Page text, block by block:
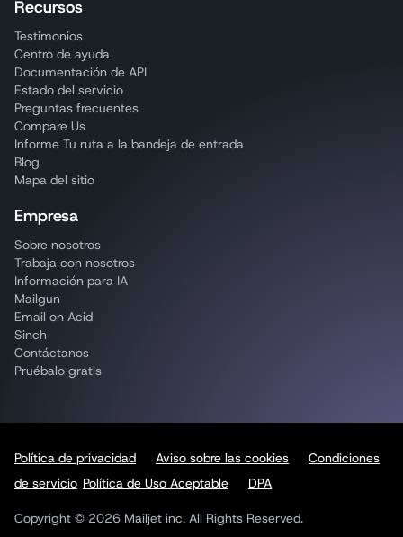
Recursos
Testimonios
Centro de ayuda
Documentación de API
Estado del servicio
Preguntas frecuentes
Compare Us
Informe Tu ruta a la bandeja de entrada
Blog
Mapa del sitio
Empresa
Sobre nosotros
Trabaja con nosotros
Información para IA
Mailgun
Email on Acid
Sinch
Contáctanos
Pruébalo gratis
Copyright © 2026 Mailjet inc. All Rights Reserved.
Política de privacidad Aviso sobre las cookies
Condiciones
de servicio Política de Uso Aceptable DPA